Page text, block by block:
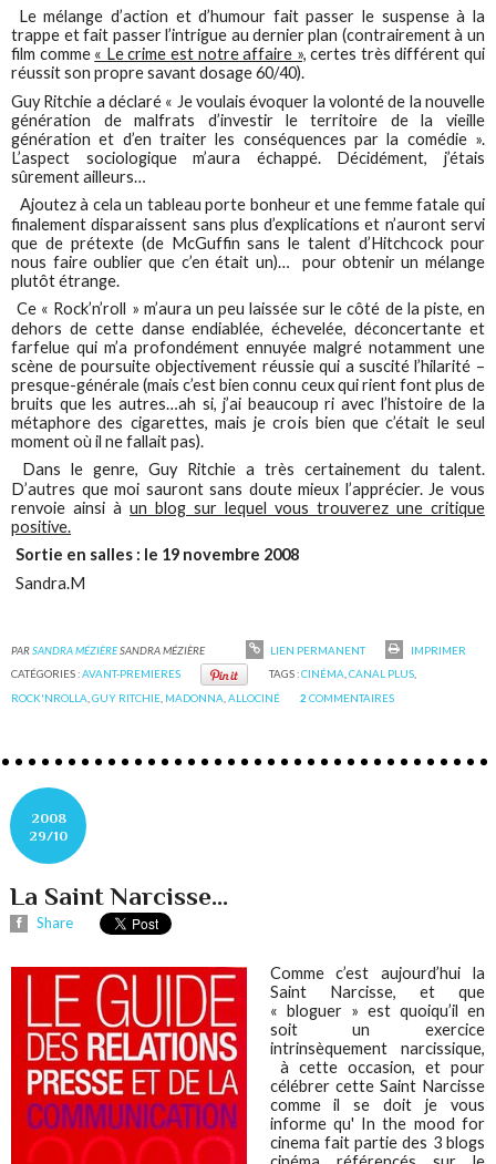
Le mélange d’action et d’humour fait passer le suspense à la
trappe et fait passer l’intrigue au dernier plan (contrairement à un
film comme « Le crime est notre affaire », certes très différent qui
réussit son propre savant dosage 60/40).
Guy Ritchie a déclaré « Je voulais évoquer la volonté de la nouvelle
génération de malfrats d’investir le territoire de la vieille
génération et d’en traiter les conséquences par la comédie ».
L’aspect sociologique m’aura échappé. Décidément, j’étais
sûrement ailleurs…
Ajoutez à cela un tableau porte bonheur et une femme fatale qui
finalement disparaissent sans plus d’explications et n’auront servi
que de prétexte (de McGuffin sans le talent d’Hitchcock pour
nous faire oublier que c’en était un)… pour obtenir un mélange
plutôt étrange.
Ce « Rock’n’roll » m’aura un peu laissée sur le côté de la piste, en
dehors de cette danse endiablée, échevelée, déconcertante et
farfelue qui m’a profondément ennuyée malgré notamment une
scène de poursuite objectivement réussie qui a suscité l’hilarité –
presque-générale (mais c’est bien connu ceux qui rient font plus de
bruits que les autres…ah si, j’ai beaucoup ri avec l’histoire de la
métaphore des cigarettes, mais je crois bien que c’était le seul
moment où il ne fallait pas).
Dans le genre, Guy Ritchie a très certainement du talent.
D’autres que moi sauront sans doute mieux l’apprécier. Je vous
renvoie ainsi àun blog sur lequel vous trouverez une critique
positive.
Sortie en salles : le 19 novembre 2008
Sandra.M
PARSANDRA MÉZIÈRESANDRA MÉZIÈRE LIEN PERMANENT
IMPRIMER
CATÉGORIES :AVANT-PREMIERES TAGS :CINÉMA CANAL PLUS,
ROCK'NROLLA,GUY RITCHIE, MADONNA,ALLOCINÉ 2 COMMENTAIRES
2008
29/10
La Saint Narcisse...
Share
Comme c’est aujourd’hui la
Saint Narcisse, et que
« bloguer » est quoiqu’il en
soit un exercice
intrinsèquement narcissique,
à cette occasion, et pour
célébrer cette Saint Narcisse
comme il se doit je vous
informe qu' In the mood for
cinema fait partie des 3 blogs